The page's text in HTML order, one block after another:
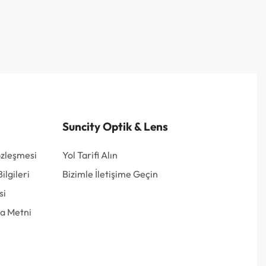
Metni
Suncity Optik & Lens
Yol Tarifi Alın
Bizimle İletişime Geçin